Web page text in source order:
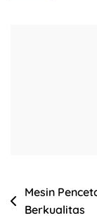
Mesin
Berkualitas